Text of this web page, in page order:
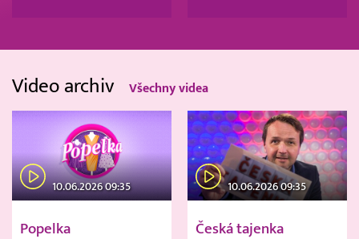
Video archiv Všechny videa
10.06.2026 09:35
Popelka
10.06.2026 09:35
Česká tajenka